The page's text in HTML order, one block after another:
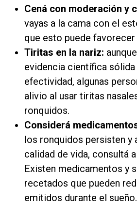
Cená con moderación y
vayas a la cama con el
que esto puede
Tiritas en la nariz:
evidencia científica sólida
efectividad, algunas
alivio al usar tiritas
ronquidos.
Considerá
los ronquidos persisten y
calidad de vida, consultá
Existen medicamentos y
recetados que pueden
emitidos durante el sueño.